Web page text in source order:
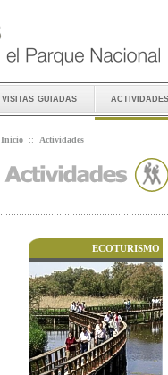
visitas guiadas actividades
Inicio :: Actividades
ECOTURISMO